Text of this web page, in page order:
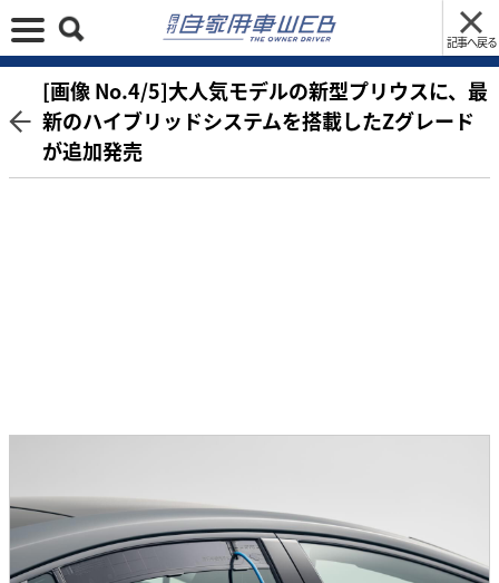
記事へ戻る
[画像 No.4/5]大人気モデルの新型プリウスに、最
新のハイブリッドシステムを搭載したZグレード
が追加発売